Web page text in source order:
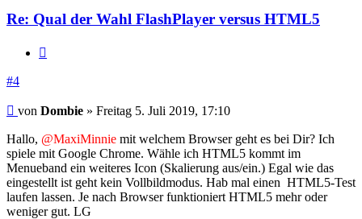
Re: Qual der Wahl FlashPlayer versus HTML5
#4
Beitrag
von Dombie » Freitag 5. Juli 2019, 17:10
Hallo, @MaxiMinnie mit welchem Browser geht es bei Dir? Ich
spiele mit Google Chrome. Wähle ich HTML5 kommt im
Menueband ein weiteres Icon (Skalierung aus/ein.) Egal wie das
eingestellt ist geht kein Vollbildmodus. Hab mal einen HTML5-Test
laufen lassen. Je nach Browser funktioniert HTML5 mehr oder
weniger gut. LG